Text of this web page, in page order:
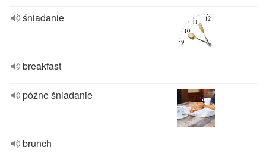
śniadanie
breakfast
późne śniadanie
brunch